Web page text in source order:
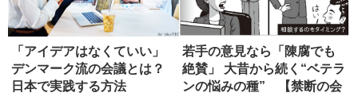
「アイデアはなくていい」
デンマーク流の会議とは？
日本で実践する方法
若手の意見なら「陳腐でも
絶賛」 大昔から続く“ベテラ
ンの悩みの種” 【禁断の会